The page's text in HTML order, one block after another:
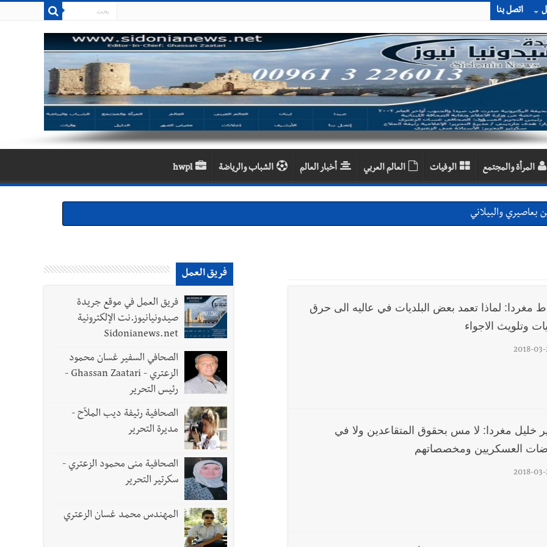
اتصل بنا
المرأة والمجتمع الوفيات العالم العربي أخبار العالم الشباب والرياضة hwpl
والبيلاني
استعراض شامل لمشاريع وتأكيدٌ على حماية القيمة التراثية للمدينة القديمة
على تقسيط المفعول الرجعي
دبور: تداخل السياسة بالقضاء ولبنان قد يسلّمه إلى السلطة
غربي يُحذّر من الفراغ !
مغردا: لماذا تعمد بعض البلديات في عاليه الى حرق
وتلويث الاجواء
2018-
خليل مغردا: لا مس بحقوق المتقاعدين ولا في
العسكريين ومخصصاتهم
2018-
فريق العمل
فريق العمل في موقع جريدة
صيدونيانيوز.نت الإلكترونية
Sidonianews.net
الصحافي السفير غسان محمود
الزعتري - Ghassan Zaatari -
رئيس التحرير
الصحافية رئيفة ديب الملاّح -
مديرة التحرير
الصحافية منى محمود الزعتري -
سكرتير التحرير
المهندس محمد غسان الزعتري